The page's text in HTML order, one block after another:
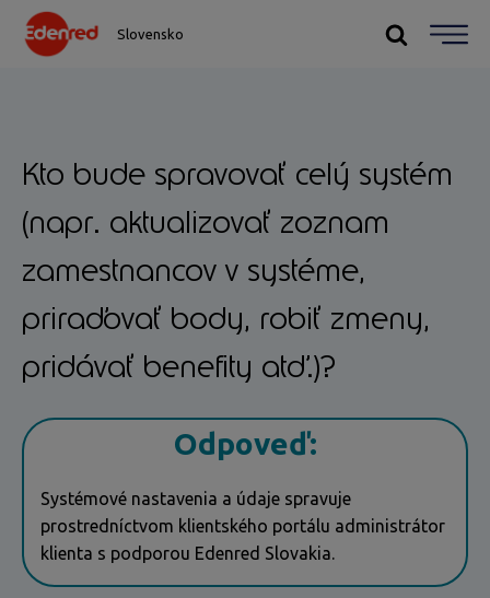
Slovensko
Kto bude spravovať celý systém
(napr. aktualizovať zoznam
zamestnancov v systéme,
priraďovať body, robiť zmeny,
pridávať benefity atď.)?
Odpoveď:
Systémové nastavenia a údaje spravuje
prostredníctvom klientského portálu administrátor
klienta s podporou Edenred Slovakia.